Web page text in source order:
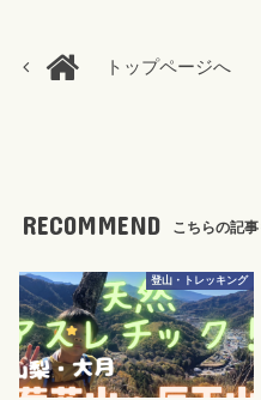
トップページへ
RECOMMEND こちらの記事
登山・トレッキング